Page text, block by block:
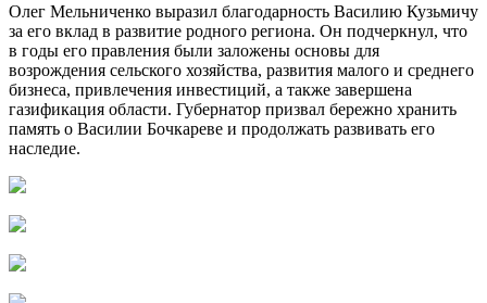
Олег Мельниченко выразил благодарность Василию Кузьмичу
за его вклад в развитие родного региона. Он подчеркнул, что
в годы его правления были заложены основы для
возрождения сельского хозяйства, развития малого и среднего
бизнеса, привлечения инвестиций, а также завершена
газификация области. Губернатор призвал бережно хранить
память о Василии Бочкареве и продолжать развивать его
наследие.